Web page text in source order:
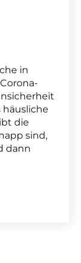
in
häusliche
die
sind,
dann